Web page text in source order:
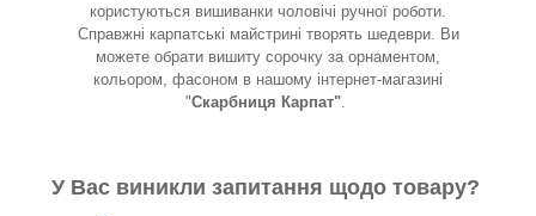
користуються вишиванки чоловічі ручної роботи.
Справжні карпатські майстрині творять шедеври. Ви
можете обрати вишиту сорочку за орнаментом,
кольором, фасоном в нашому інтернет-магазині
"Скарбниця Карпат"
У Вас виникли запитання щодо товару?